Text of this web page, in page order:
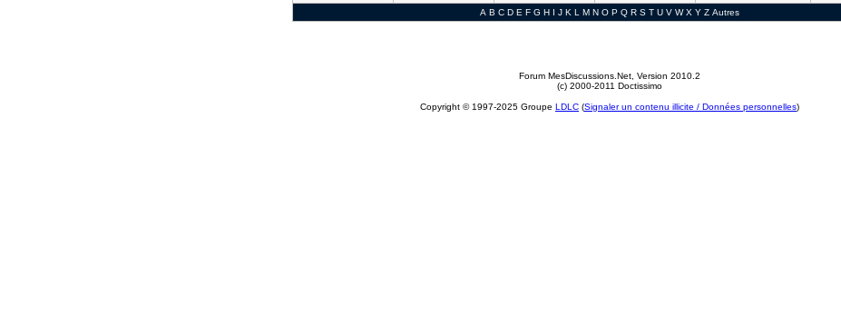
A B C D E F G H I J K L M N O P Q R S T U V W X Y Z Autres
Forum MesDiscussions.Net , Version 2010.2
(c) 2000-2011 Doctissimo
Copyright © 1997-2025 Groupe LDLC (Signaler un contenu illicite / Données personnelles)